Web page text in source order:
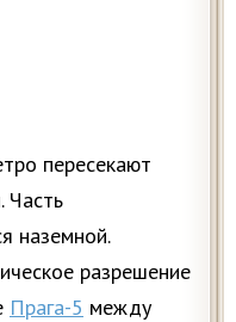
пересекают
Часть
наземной.
разрешение
Прага-5 между